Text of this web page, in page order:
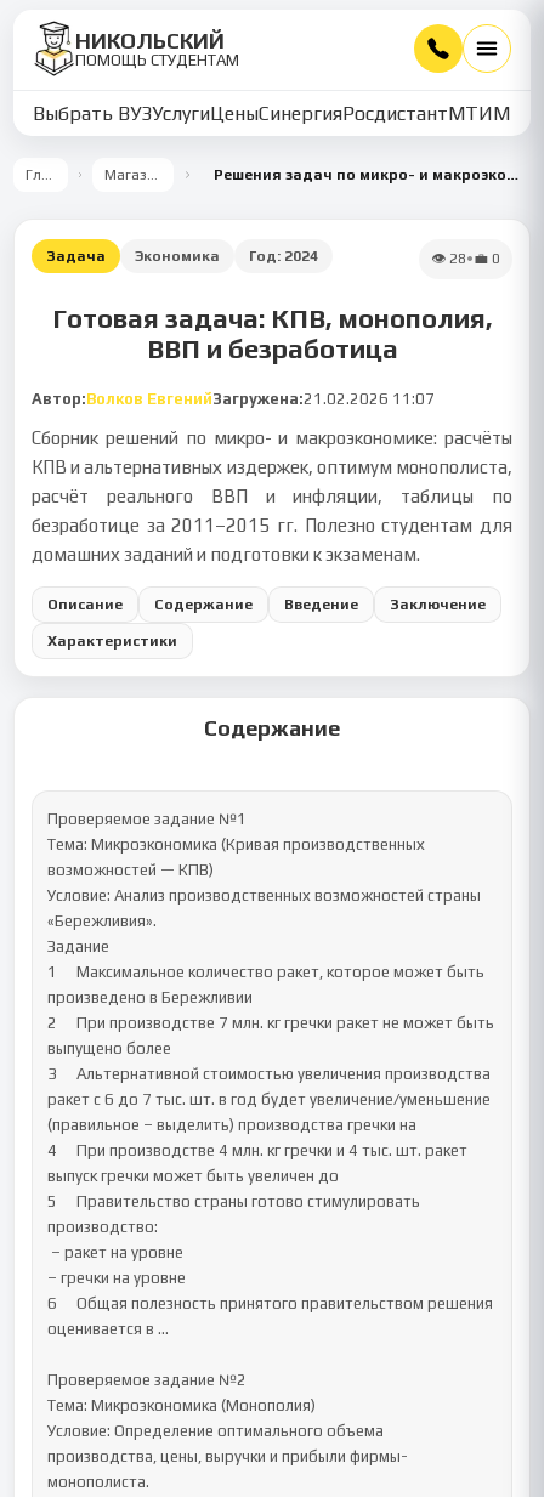
НИКОЛЬСКИЙ
ПОМОЩЬ СТУДЕНТАМ
Выбрать ВУЗУслугиЦеныСинергияРосдистантМТИММУ
Главная Магазин работ Решения задач по микро- и макроэкономике: КПВ, монополия, ВВП, безработица
Задача Экономика Год: 2024 👁 28•💼 0
Готовая задача: КПВ, монополия,
ВВП и безработица
Автор:Волков ЕвгенийЗагружена:21.02.2026 11:07
Сборник решений по микро- и макроэкономике: расчёты
КПВ и альтернативных издержек, оптимум монополиста,
расчёт реального ВВП и инфляции, таблицы по
безработице за 2011–2015 гг. Полезно студентам для
домашних заданий и подготовки к экзаменам.
Описание Содержание Введение Заключение
Характеристики
Содержание
Проверяемое задание №1
Тема: Микроэкономика (Кривая производственных
возможностей — КПВ)
Условие: Анализ производственных возможностей страны
«Бережливия».
Задание
1	Максимальное количество ракет, которое может быть
произведено в Бережливии
2	При производстве 7 млн. кг гречки ракет не может быть
выпущено более
3	Альтернативной стоимостью увеличения производства
ракет с 6 до 7 тыс. шт. в год будет увеличение/уменьшение
(правильное – выделить) производства гречки на
4	При производстве 4 млн. кг гречки и 4 тыс. шт. ракет
выпуск гречки может быть увеличен до
5	Правительство страны готово стимулировать
производство:
– гречки на уровне
6	Общая полезность принятого правительством решения
оценивается в ...
Проверяемое задание №2
Тема: Микроэкономика (Монополия)
Условие: Определение оптимального объема
производства, цены, выручки и прибыли фирмы-
монополиста.